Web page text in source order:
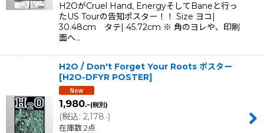
H2OがCruel Hand, EnergyそしてBaneと行っ
たUS Tourの告知ポスター！！ Size ヨコ|
30.48cm タテ| 45.72cm ※ 角のヨレや、印刷
面へ…
H2O / Don't Forget Your Roots ポスター
[H2O-DFYR POSTER]
1,980.-(税別)
(税込: 2,178.-)
在庫数 2点